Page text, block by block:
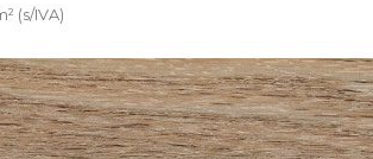
(s/IVA)